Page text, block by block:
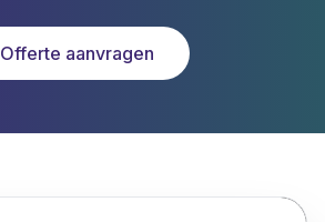
Offerte aanvragen